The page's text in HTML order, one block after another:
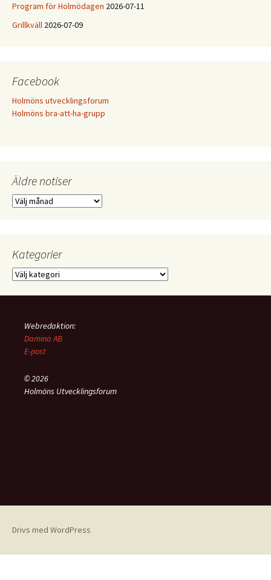
Program för Holmödagen 2026-07-11
Grillkväll 2026-07-09
Facebook
Holmöns utvecklingsforum
Holmöns bra-att-ha-grupp
Äldre notiser
Äldre
Kategorier
Kategorier
Webredaktion:
Damina AB
E-post
© 2026
Holmöns Utvecklingsforum
Drivs med WordPress